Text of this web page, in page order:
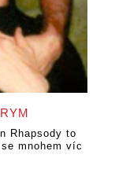
Rhapsody to
mnohem víc